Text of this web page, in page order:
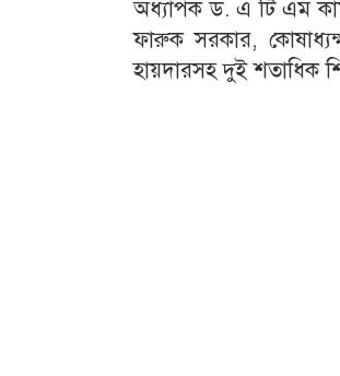
অধ্যাপক ড. এ টি এম
ফারুক সরকার,
হায়দারসহ দুই শতাধিক